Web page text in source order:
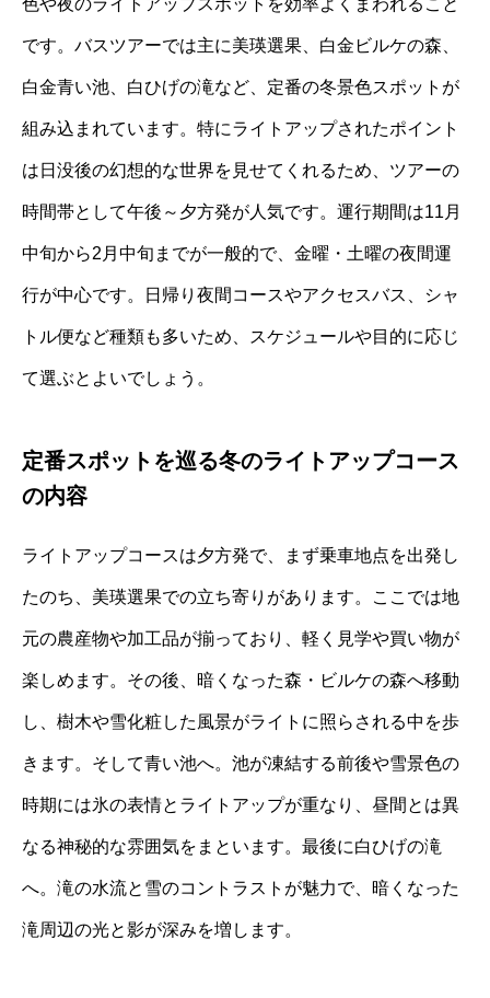
です。バスツアーでは主に美瑛選果、白金ビルケの森、
白金青い池、白ひげの滝など、定番の冬景色スポットが
組み込まれています。特にライトアップされたポイント
は日没後の幻想的な世界を見せてくれるため、ツアーの
時間帯として午後～夕方発が人気です。運行期間は11月
中旬から2月中旬までが一般的で、金曜・土曜の夜間運
行が中心です。日帰り夜間コースやアクセスバス、シャ
トル便など種類も多いため、スケジュールや目的に応じ
て選ぶとよいでしょう。
定番スポットを巡る冬のライトアップコース
の内容
ライトアップコースは夕方発で、まず乗車地点を出発し
たのち、美瑛選果での立ち寄りがあります。ここでは地
元の農産物や加工品が揃っており、軽く見学や買い物が
楽しめます。その後、暗くなった森・ビルケの森へ移動
し、樹木や雪化粧した風景がライトに照らされる中を歩
きます。そして青い池へ。池が凍結する前後や雪景色の
時期には氷の表情とライトアップが重なり、昼間とは異
なる神秘的な雰囲気をまといます。最後に白ひげの滝
へ。滝の水流と雪のコントラストが魅力で、暗くなった
滝周辺の光と影が深みを増します。